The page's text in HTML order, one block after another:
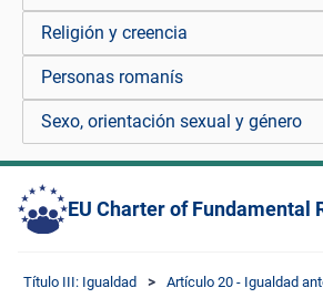
Religión y creencia
Personas romanís
Sexo, orientación sexual y género
EU Charter of Fundamental
Título III: Igualdad
Artículo 20 - Igualdad